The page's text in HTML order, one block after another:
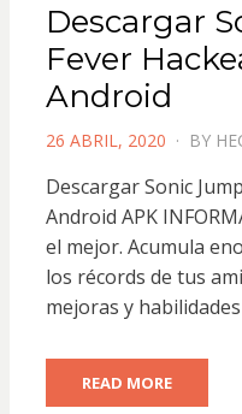
Descargar
Fever
Android
POSTED
26 ABRIL, 2020 BY
Descargar Sonic
Android APK
el mejor. Acumula
los récords de tus
mejoras y
READ MORE